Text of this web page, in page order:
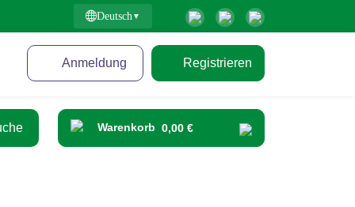
Deutsch
Registrieren
Anmeldung
Warenkorb 0,00 €